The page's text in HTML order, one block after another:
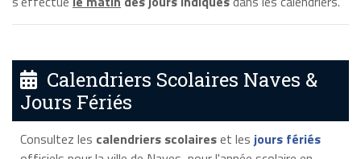
Calendriers Scolaires Naves &
Jours Fériés
Consultez les calendriers scolaireset les jours fériés